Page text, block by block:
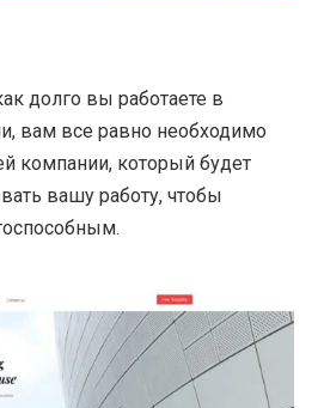
долго вы работаете в
вам все равно необходимо
компании, который будет
вашу работу, чтобы